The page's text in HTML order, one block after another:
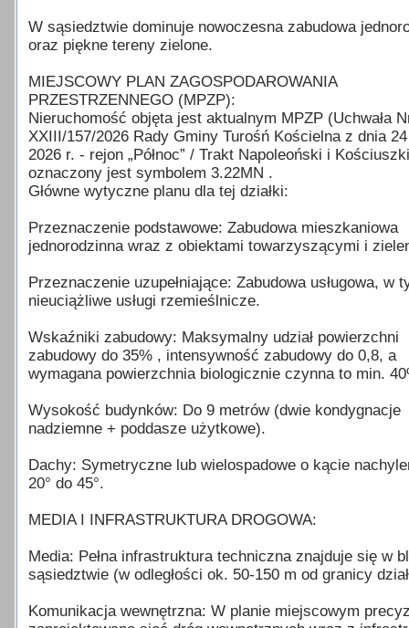
W sąsiedztwie dominuje nowoczesna zabudowa
oraz piękne tereny zielone.
MIEJSCOWY PLAN ZAGOSPODAROWANIA
PRZESTRZENNEGO (MPZP):
Nieruchomość objęta jest aktualnym MPZP (Uchwała
XXIII/157/2026 Rady Gminy Turośń Kościelna z dnia
2026 r. - rejon „Północ” / Trakt Napoleoński i
oznaczony jest symbolem 3.22MN .
Główne wytyczne planu dla tej działki:
Przeznaczenie podstawowe: Zabudowa mieszkaniowa
jednorodzinna wraz z obiektami towarzyszącymi i
Przeznaczenie uzupełniające: Zabudowa usługowa, w
nieuciążliwe usługi rzemieślnicze.
Wskaźniki zabudowy: Maksymalny udział powierzchni
zabudowy do 35% , intensywność zabudowy do 0,8, a
wymagana powierzchnia biologicznie czynna to min.
Wysokość budynków: Do 9 metrów (dwie kondygnacje
nadziemne + poddasze użytkowe).
Dachy: Symetryczne lub wielospadowe o kącie
20° do 45°.
MEDIA I INFRASTRUKTURA DROGOWA:
Media: Pełna infrastruktura techniczna znajduje się w
sąsiedztwie (w odległości ok. 50-150 m od granicy
Komunikacja wewnętrzna: W planie miejscowym